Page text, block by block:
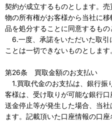
契約が成立するものとします。
物の所有権がお客様から当社に
品を処分することに同意するもの
6.一度、承諾をいただいた取引
ことは一切できないものとします
第26条 買取金額のお支払い
1.買取代金のお支払は、銀行振
客様は、受け取りが可能な銀行
送金停止等が発生した場合、当
ます。記載頂いた口座情報の口